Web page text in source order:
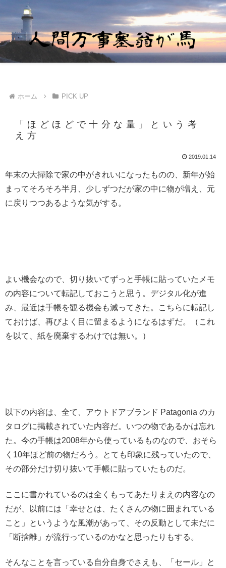
ホーム PICK UP
「ほどほどで十分な量」という考
え方
2019.01.14
年末の大掃除で家の中がきれいになったものの、新年が始
まってそろそろ半月、少しずつだが家の中に物が増え、元
に戻りつつあるような気がする。
よい機会なので、切り抜いてずっと手帳に貼っていたメモ
の内容について転記しておこうと思う。デジタル化が進
み、最近は手帳を観る機会も減ってきた。こちらに転記し
ておけば、再びよく目に留まるようになるはずだ。（これ
を以て、紙を廃棄するわけでは無い。）
以下の内容は、全て、アウトドアブランド Patagonia のカ
タログに掲載されていた内容だ。いつの物であるかは忘れ
た。今の手帳は2008年から使っているものなので、おそら
く10年ほど前の物だろう。とても印象に残っていたので、
その部分だけ切り抜いて手帳に貼っていたものだ。
ここに書かれているのは全くもってあたりまえの内容なの
だが、以前には「幸せとは、たくさんの物に囲まれている
こと」というような風潮があって、その反動として未だに
「断捨離」が流行っているのかなと思ったりもする。
そんなことを言っている自分自身でさえも、「セール」と